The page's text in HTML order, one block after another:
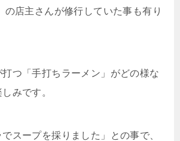
の店主さんが修行していた事も有り
つ「手打ちラーメン」がどの様な
みです。
スープを採りました」との事で、